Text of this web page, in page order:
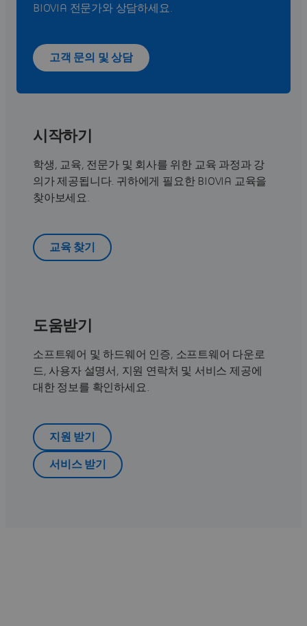
BIOVIA 전문가와 상담하세요.
고객 문의 및 상담
시작하기
학생, 교육, 전문가 및 회사를 위한 교육 과정과 강
의가 제공됩니다. 귀하에게 필요한 BIOVIA 교육을
찾아보세요.
교육 찾기
도움받기
소프트웨어 및 하드웨어 인증, 소프트웨어 다운로
드, 사용자 설명서, 지원 연락처 및 서비스 제공에
대한 정보를 확인하세요.
지원 받기
서비스 받기